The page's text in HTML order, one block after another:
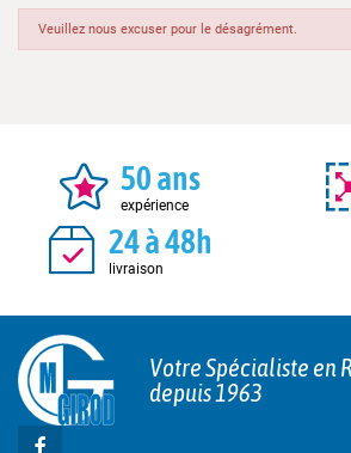
Veuillez nous excuser pour le désagrément.
50 ans
expérience
24 à 48h
livraison
Votre Spécialiste en
depuis 1963